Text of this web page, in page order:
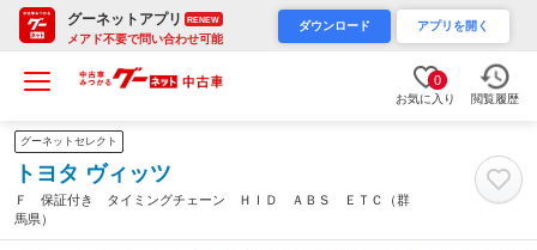
グーネットアプリ RENEW
メアド不要で問い合わせ可能
ダウンロード アプリを開く
0
お気に入り 閲覧履歴
グーネットセレクト
トヨタ ヴィッツ
Ｆ 保証付き タイミングチェーン ＨＩＤ ＡＢＳ ＥＴＣ（群
馬県）